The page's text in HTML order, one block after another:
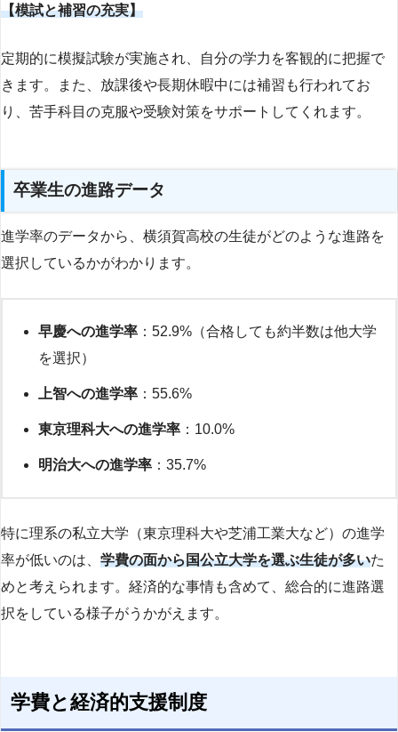
【模試と補習の充実】
定期的に模擬試験が実施され、自分の学力を客観的に把握で
きます。また、放課後や長期休暇中には補習も行われてお
り、苦手科目の克服や受験対策をサポートしてくれます。
卒業生の進路データ
進学率のデータから、横須賀高校の生徒がどのような進路を
選択しているかがわかります。
早慶への進学率 ：52.9%（合格しても約半数は他大学
を選択）
上智への進学率 ：55.6%
東京理科大への進学率 ：10.0%
明治大への進学率 ：35.7%
特に理系の私立大学（東京理科大や芝浦工業大など）の進学
率が低いのは、 学費の面から国公立大学を選ぶ生徒が多いた
めと考えられます。経済的な事情も含めて、総合的に進路選
択をしている様子がうかがえます。
学費と経済的支援制度